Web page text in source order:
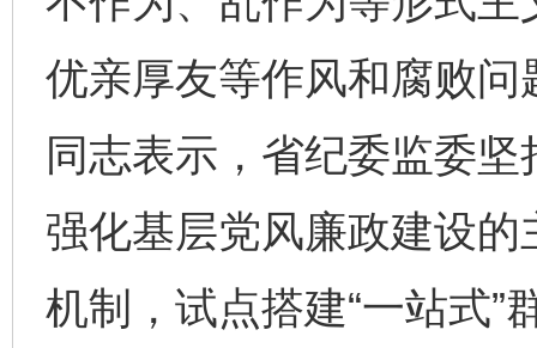
优亲厚友等作风和腐败问
同志表示，省纪委监委
强化基层党风廉政建设的
机制，试点搭建“一站式”